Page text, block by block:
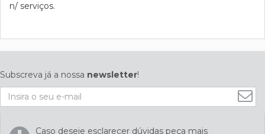
n/ serviços.
Subscreva já a nossa newsletter!
Caso deseje esclarecer dúvidas peça mais